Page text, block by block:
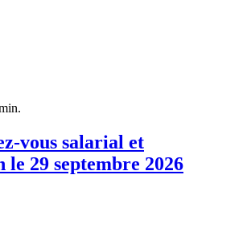
vous salarial et
le 29 septembre 2026